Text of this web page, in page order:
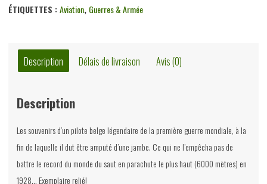
ÉTIQUETTES :Aviation, Guerres & Armée
Description Délais de livraison Avis (0)
Description
Les souvenirs d’un pilote belge légendaire de la première guerre mondiale, à la
fin de laquelle il dut être amputé d’une jambe. Ce qui ne l’empêcha pas de
battre le record du monde du saut en parachute le plus haut (6000 mètres) en
1928… Exemplaire relié!